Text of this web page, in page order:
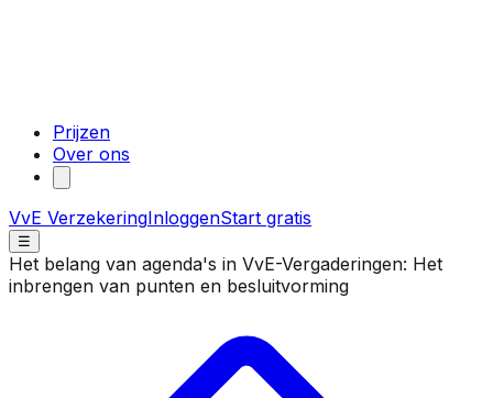
Prijzen
Over ons
VvE VerzekeringInloggenStart gratis
☰
Het belang van agenda's in VvE-Vergaderingen: Het
inbrengen van punten en besluitvorming